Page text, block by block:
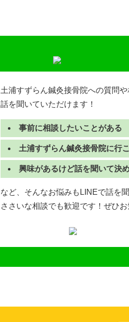
土浦すずらん鍼灸接骨院への質問
話を聞いていただけます！
事前に相談したいことがある
土浦すずらん鍼灸接骨院に行
興味があるけど話を聞いて決
など、そんなお悩みもLINEで話を
ささいな相談でも歓迎です！ぜひ